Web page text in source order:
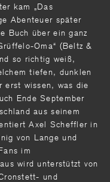
kam „Das
Abenteuer später
Buch über ein ganz
Oma“ (Beltz &
so richtig weiß,
tiefen, dunklen
erst wissen, was die
Ende September
aus seinem
Axel Scheff­ler in
von Lange und
im
wird unterstützt von
und